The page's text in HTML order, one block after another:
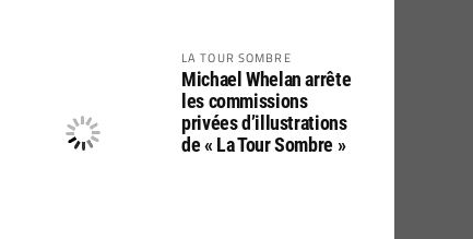
LA TOUR SOMBRE
Michael Whelan arrête
les commissions
privées d’illustrations
de « La Tour Sombre »